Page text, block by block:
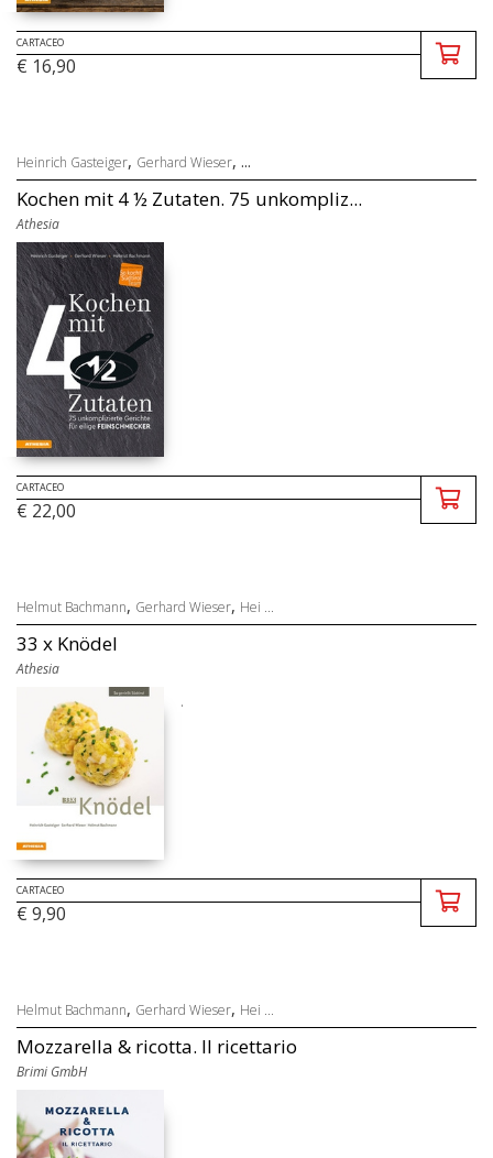
CARTACEO
€ 16,90
Heinrich Gasteiger, Gerhard Wieser, ...
Kochen mit 4 ½ Zutaten. 75 unkompliz...
Athesia
CARTACEO
€ 22,00
Helmut Bachmann, Gerhard Wieser, Hei ...
33 x Knödel
Athesia
.
CARTACEO
€ 9,90
Helmut Bachmann, Gerhard Wieser, Hei ...
Mozzarella & ricotta. Il ricettario
Brimi GmbH